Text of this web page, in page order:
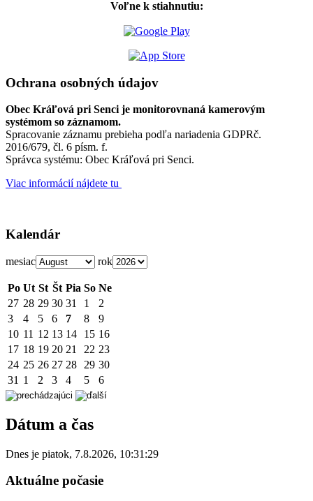
Voľne k stiahnutiu:
Ochrana osobných údajov
Obec Kráľová pri Senci je monitorovnaná kamerovým
systémom so záznamom.
Spracovanie záznamu prebieha podľa nariadenia GDPRč.
2016/679, čl. 6 písm. f.
Správca systému: Obec Kráľová pri Senci.
Viac informácií nájdete tu
Kalendár
mesiac rok
Po Ut St Št Pia So Ne
27 28 29 30 31 1
2
3
4 5 6 7 8
9
10 11 12 13 14 15 16
17 18 19 20 21 22 23
24 25 26 27 28 29 30
31 1 2 3 4 5 6
Dátum a čas
Dnes je piatok, 7.8.2026, 10:31:29
Aktuálne počasie